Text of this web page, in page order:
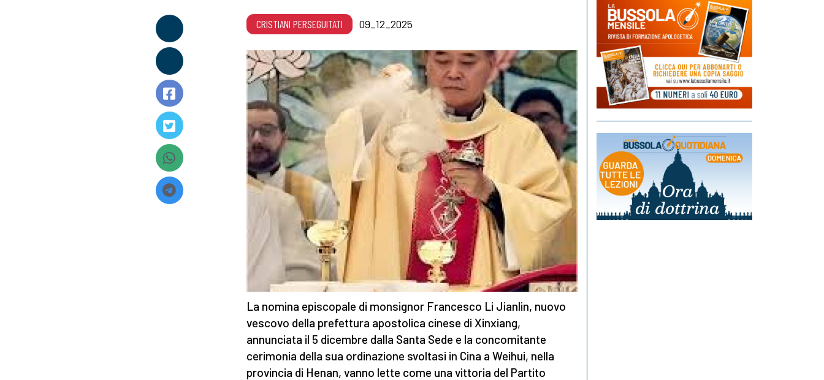
CRISTIANI PERSEGUITATI 09_12_2025
La nomina episcopale di monsignor Francesco Li Jianlin, nuovo
vescovo della prefettura apostolica cinese di Xinxiang,
annunciata il 5 dicembre dalla Santa Sede e la concomitante
cerimonia della sua ordinazione svoltasi in Cina a Weihui, nella
provincia di Henan, vanno lette come una vittoria del Partito